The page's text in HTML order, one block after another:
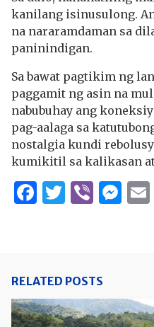
kanilang isinusulong.
na nararamdaman sa
paninindigan.
Sa bawat pagtikim ng
paggamit ng asin na
nabubuhay ang
pag-aalaga sa
nostalgia kundi
kumikitil sa kalikasan
Facebook
Twitter
Viber
RELATED POSTS